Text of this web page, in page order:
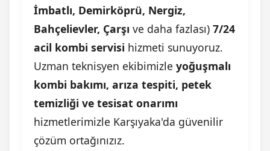
İmbatlı, Demirköprü, Nergiz,
Bahçelievler, Çarşı ve daha fazlası) 7/24
acil kombi servisi hizmeti sunuyoruz.
Uzman teknisyen ekibimizle yoğuşmalı
kombi bakımı, arıza tespiti, petek
temizliği ve tesisat onarımı
hizmetlerimizle Karşıyaka'da güvenilir
çözüm ortağınızız.